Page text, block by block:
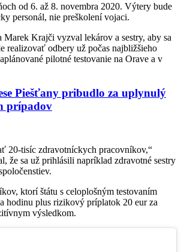
od 6. až 8. novembra 2020. Výtery bude
personál, nie preškolení vojaci.
Krajči vyzval lekárov a sestry, aby sa
realizovať odbery už počas najbližšieho
pilotné testovanie na Orave a v
Piešťany pribudlo za uplynulý
prípadov
20-tisíc zdravotníckych pracovníkov,“
že sa už prihlásili napríklad zdravotné sestry
ktorí štátu s celoplošným testovaním
hodinu plus rizikový príplatok 20 eur za
výsledkom.